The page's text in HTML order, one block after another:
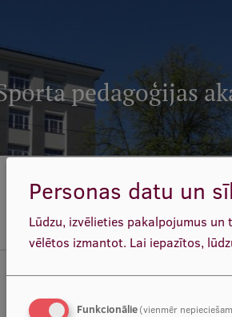
pedagoģijas
Personas datu un
Lūdzu, izvēlieties pakalpojumus
vēlētos izmantot. Lai iepazītos,
Funkcionālie(vienmēr